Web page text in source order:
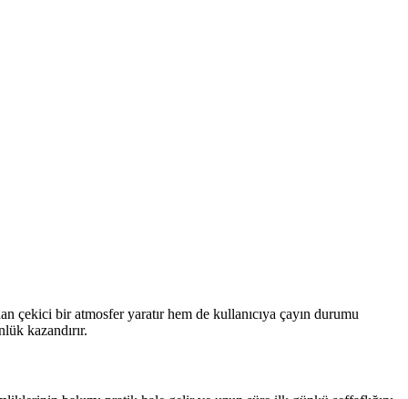
çekici bir atmosfer yaratır hem de kullanıcıya çayın durumu
kazandırır.